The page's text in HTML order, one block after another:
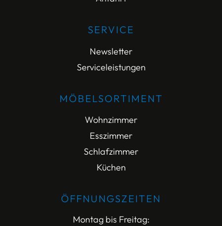
SERVICE
Newsletter
Serviceleistungen
MÖBELSORTIMENT
Wohnzimmer
Esszimmer
Schlafzimmer
Küchen
ÖFFNUNGSZEITEN
Montag bis Freitag: